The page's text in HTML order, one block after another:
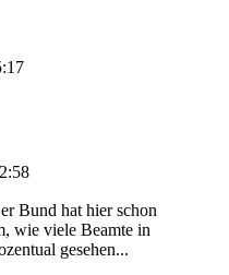
Bund hat hier schon
wie viele Beamte in
gesehen...